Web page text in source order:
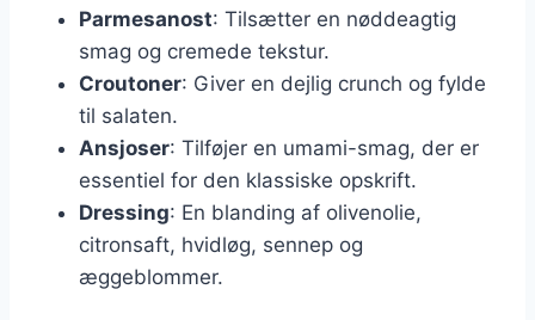
Parmesanost: Tilsætter en nøddeagtig
smag og cremede tekstur.
Croutoner: Giver en dejlig crunch og fylde
til salaten.
Ansjoser: Tilføjer en umami-smag, der er
essentiel for den klassiske opskrift.
Dressing: En blanding af olivenolie,
citronsaft, hvidløg, sennep og
æggeblommer.